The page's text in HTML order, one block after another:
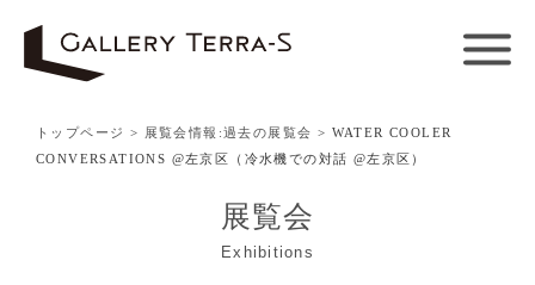
トップページ > 展覧会情報:過去の展覧会 > WATER COOLER
CONVERSATIONS @左京区（冷水機での対話 @左京区）
展覧会
Exhibitions